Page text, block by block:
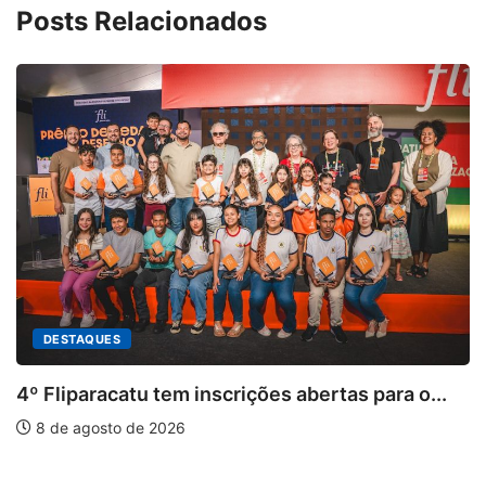
Posts Relacionados
abertas para o...